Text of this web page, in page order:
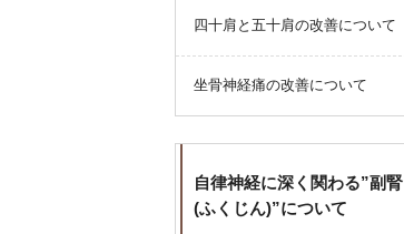
四十肩と五十肩の改善について
坐骨神経痛の改善について
自律神経に深く関わる”副腎
(ふくじん)”について